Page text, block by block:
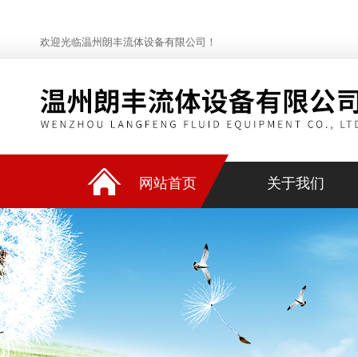
欢迎光临温州朗丰流体设备有限公司！
网站首页 关于我们